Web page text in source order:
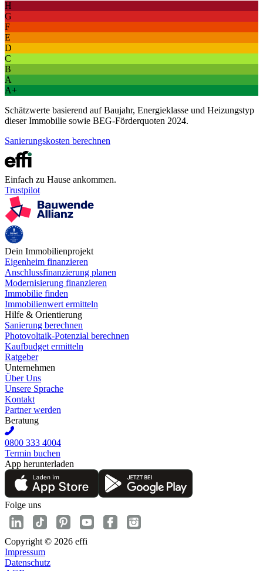
H
G
F
E
D
C
B
A
A+
Schätzwerte basierend auf Baujahr, Energieklasse und Heizungstyp
dieser Immobilie sowie BEG-Förderquoten 2024.
Sanierungskosten berechnen
Einfach zu Hause ankommen.
Trustpilot
Dein Immobilienprojekt
Eigenheim finanzieren
Anschlussfinanzierung planen
Modernisierung finanzieren
Immobilie finden
Immobilienwert ermitteln
Hilfe & Orientierung
Sanierung berechnen
Photovoltaik-Potenzial berechnen
Kaufbudget ermitteln
Ratgeber
Unternehmen
Über Uns
Unsere Sprache
Kontakt
Partner werden
Beratung
0800 333 4004
Termin buchen
App herunterladen
Folge uns
Copyright © 2026 effi
Impressum
Datenschutz